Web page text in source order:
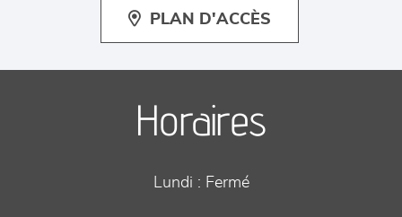
PLAN D'ACCÈS
Horaires
Lundi : Fermé